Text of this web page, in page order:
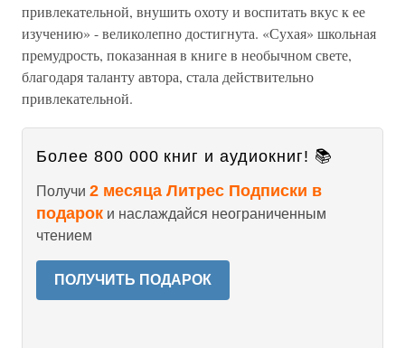
привлекательной, внушить охоту и воспитать вкус к ее
изучению» - великолепно достигнута. «Сухая» школьная
премудрость, показанная в книге в необычном свете,
благодаря таланту автора, стала действительно
привлекательной.
Более 800 000 книг и аудиокниг! 📚
Получи 2 месяца Литрес Подписки в
подарок и наслаждайся неограниченным
чтением
ПОЛУЧИТЬ ПОДАРОК